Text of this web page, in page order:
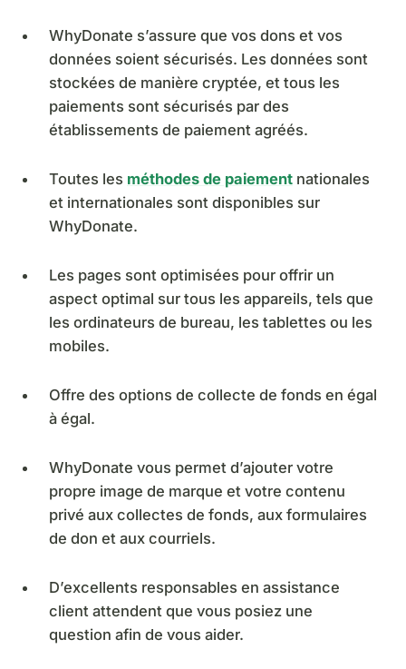
WhyDonate s’assure que vos dons et vos
données soient sécurisés. Les données sont
stockées de manière cryptée, et tous les
paiements sont sécurisés par des
établissements de paiement agréés.
Toutes les méthodes de paiement nationales
et internationales sont disponibles sur
WhyDonate.
Les pages sont optimisées pour offrir un
aspect optimal sur tous les appareils, tels que
les ordinateurs de bureau, les tablettes ou les
mobiles.
Offre des options de collecte de fonds en égal
à égal.
WhyDonate vous permet d’ajouter votre
propre image de marque et votre contenu
privé aux collectes de fonds, aux formulaires
de don et aux courriels.
D’excellents responsables en assistance
client attendent que vous posiez une
question afin de vous aider.